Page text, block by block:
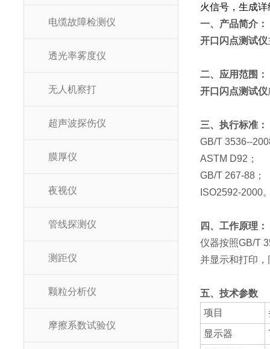
电缆故障检测仪
透光率雾度仪
无人机察打
超声波探伤仪
膜厚仪
夜视仪
管线探测仪
测距仪
颗粒分析仪
摩擦系数试验仪
火信号，生成
一、产品简介：
开口闪点测试仪
二、应用范围：
开口闪点测试仪
三、执行标准：
GB/T 3536--
ASTM D92；
GB/T 267-88；
ISO2592-2000
四、工作原理：
仪器按照GB/T
并显示和打印
五、技术参数
项目
显示器